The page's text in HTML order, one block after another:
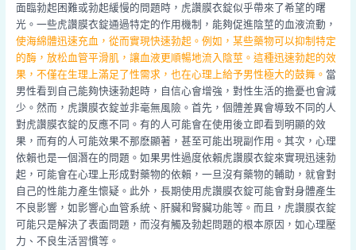
面臨勃起困難或勃起緩慢的問題時，虎讚膜衣錠似乎帶來了希望的曙
光。一些虎讚膜衣錠通過特定的作用機制，能夠促進陰莖的血液流動，
使海綿體迅速充血，從而實現快速勃起。例如，某些藥物可以抑制特定
的酶，放松血管平滑肌，讓血液更順暢地流入陰莖。這種迅速勃起的效
果，不僅在生理上滿足了性需求，也在心理上給予男性極大的鼓舞。 當
男性看到自己能夠快速勃起時，自信心會增強，對性生活的擔憂也會減
少。然而，虎讚膜衣錠並非毫無風險。首先，個體差異會導致不同的人
對虎讚膜衣錠的反應不同。有的人可能會在使用後立即看到明顯的效
果，而有的人可能效果不那麽顯著，甚至可能出現副作用。其次，心理
依賴也是一個潛在的問題。如果男性過度依賴虎讚膜衣錠來實現迅速勃
起，可能會在心理上形成對藥物的依賴，一旦沒有藥物的輔助，就會對
自己的性能力產生懷疑。此外，長期使用虎讚膜衣錠可能會對身體產生
不良影響，如影響心血管系統、肝臟和腎臟功能等。而且，虎讚膜衣錠
可能只是解決了表面問題，而沒有觸及勃起問題的根本原因，如心理壓
力、不良生活習慣等。